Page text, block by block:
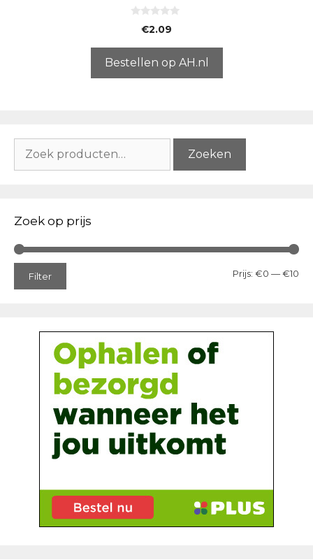
5
€2.09
Bestellen op AH.nl
naar:
Zoeken
Zoek op prijs
Filter Prijs: €0 —€10